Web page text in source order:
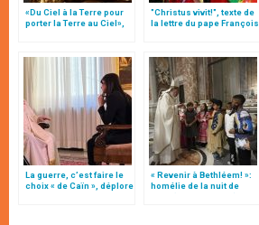
«Du Ciel à la Terre pour
porter la Terre au Ciel»,
"Christus vivit!", texte de
la lettre du pape François
La guerre, c’est faire le
choix « de Caïn », déplore
« Revenir à Bethléem! »:
homélie de la nuit de
Noël (texte complet)